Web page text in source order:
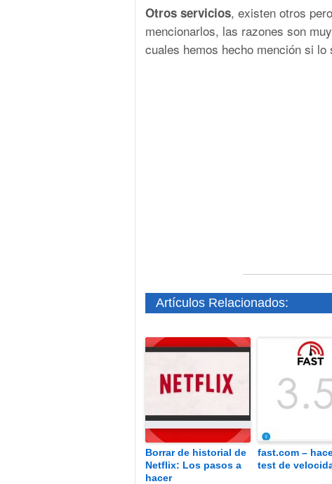
Otros servicios, existen otros
mencionarlos, las razones son
cuales hemos hecho mención si lo
Artículos Relacionados:
Borrar de historial de
Netflix: Los pasos a
hacer
fast.com –
test de